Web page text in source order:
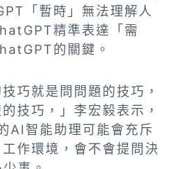
「暫時」無法理解人
精準表達「需
的關鍵。
巧就是問問題的技巧，
技巧，」李宏毅表示，
AI智能助理可能會充斥
作環境，會不會提問決